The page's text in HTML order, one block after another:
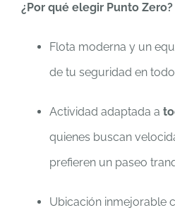
¿Por qué elegir Punto Zero?
Flota moderna y un
de tu seguridad en
Actividad adaptada a
quienes buscan
prefieren un paseo
Ubicación inmejorable